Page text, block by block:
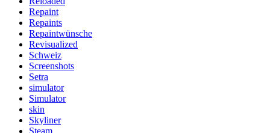
Repaint
Repaints
Repaintwünsche
Revisualized
Schweiz
Screenshots
Setra
simulator
Simulator
skin
Skyliner